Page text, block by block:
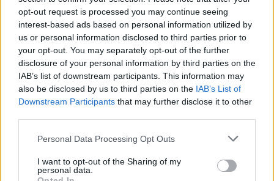
opt-out request is processed you may continue seeing
interest-based ads based on personal information utilized by
us or personal information disclosed to third parties prior to
your opt-out. You may separately opt-out of the further
disclosure of your personal information by third parties on the
IAB’s list of downstream participants. This information may
also be disclosed by us to third parties on the IAB’s List of
Downstream Participants that may further disclose it to other
Personal Data Processing Opt Outs
I want to opt-out of the Sharing of my
personal data.
επιχειρηματικού τους σχεδίου. Στο τέλος της 1ης
Φάσης, θα συνταχθεί έκθεση σχετικά με τις
ενέργειες ωρίμανσης η οποία θα αποτελέσει
στοιχείο αξιολόγησης στο πλαίσιο της 2ης Φάσης
που θα ακολουθήσει.
Οι προτάσεις που θα κριθούν στην 1η Φάση ως
αξιόλογες και βιώσιμες θα έχουν δικαίωμα να
συμμετάσχουν στη 2η ΦΑΣΗ που θα αφορά την
προκήρυξη και την υλοποίηση του
προγράμματος. Στο πλαίσιο της 2ης Φάσης, οι